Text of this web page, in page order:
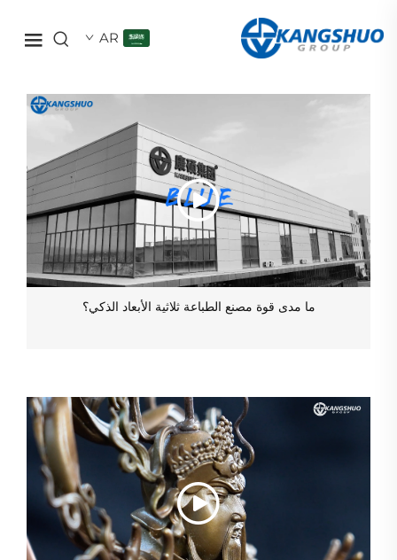
AR
ما مدى قوة مصنع الطباعة ثلاثية الأبعاد الذكي؟